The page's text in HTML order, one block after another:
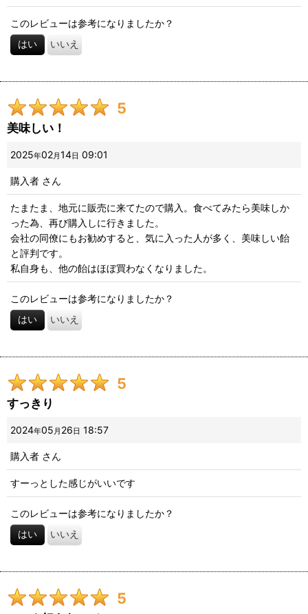
このレビューは参考になりましたか？
はい いいえ
5
美味しい！
2025年02月 14日 09:01
購入者 さん
たまたま、地元に販売に来てたので購入。食べてみたら美味しか
った為、再び購入しに行きました。
会社の同僚にもお勧めすると、気に入った人が多く、美味しい飴
と評判です。
私自身も、他の飴はほぼ買わなくなりました。
このレビューは参考になりましたか？
はい いいえ
5
すっきり
2024年05 月 26 日 18:57
購入者 さん
すーっとした感じがいいです
このレビューは参考になりましたか？
はい いいえ
5